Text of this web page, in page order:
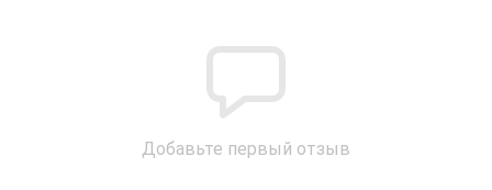
Добавьте первый отзыв